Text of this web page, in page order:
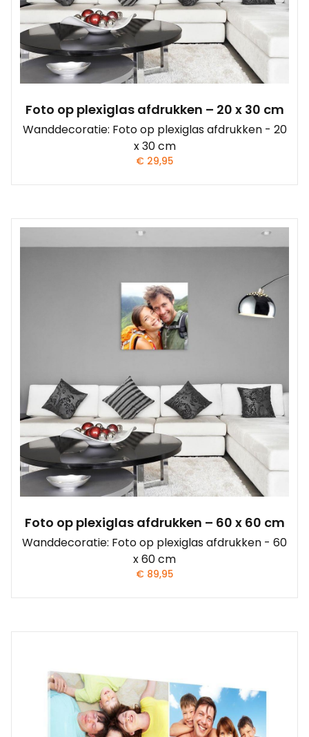
Foto op plexiglas afdrukken – 20 x 30 cm
Wanddecoratie: Foto op plexiglas afdrukken - 20
x 30 cm
€ 29,95
Foto op plexiglas afdrukken – 60 x 60 cm
Wanddecoratie: Foto op plexiglas afdrukken - 60
x 60 cm
€ 89,95